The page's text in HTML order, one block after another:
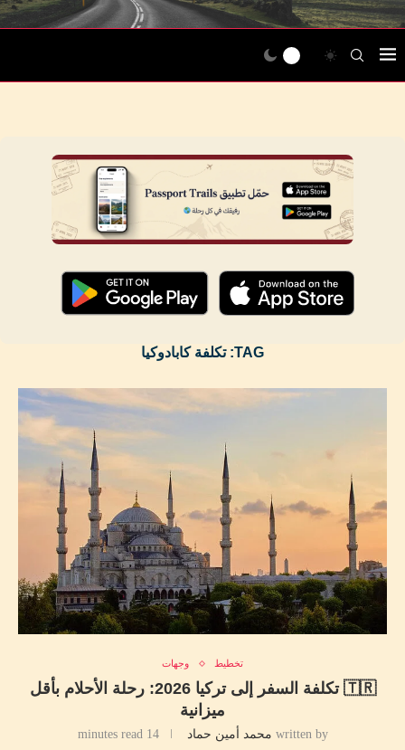
TAG: تكلفة كابادوكيا
تخطيط وجهات
🇹🇷 تكلفة السفر إلى تركيا 2026: رحلة الأحلام بأقل
ميزانية
written by محمد أمين حماد 14 minutes read